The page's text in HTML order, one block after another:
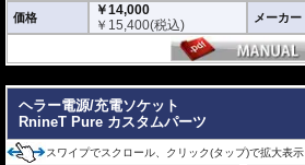
価格
￥14,000
￥ 15,400(税込) メーカー
ヘラー電源/充電ソケット
RnineT Pure カスタムパーツ
スワイプでスクロール、クリック(タップ)で拡大表示